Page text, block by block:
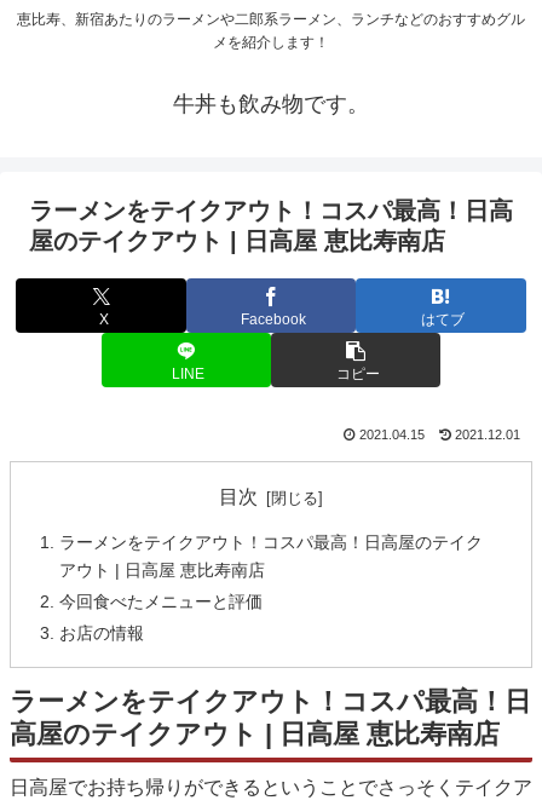
恵比寿、新宿あたりのラーメンや二郎系ラーメン、ランチなどのおすすめグル
メを紹介します！
牛丼も飲み物です。
ラーメンをテイクアウト！コスパ最高！日高
屋のテイクアウト | 日高屋 恵比寿南店
X Facebook はてブ
LINE コピー
2021.04.15 2021.12.01
目次
ラーメンをテイクアウト！コスパ最高！日高屋のテイク
アウト | 日高屋 恵比寿南店
今回食べたメニューと評価
お店の情報
ラーメンをテイクアウト！コスパ最高！日
高屋のテイクアウト | 日高屋 恵比寿南店
日高屋でお持ち帰りができるということでさっそくテイクア